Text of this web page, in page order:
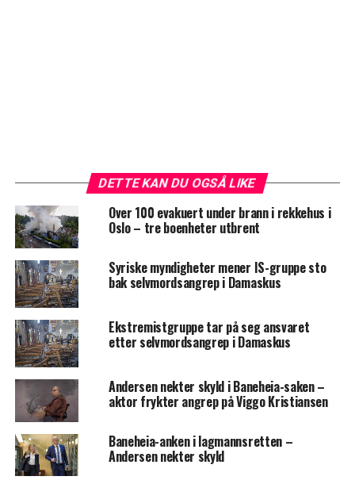
DETTE KAN DU OGSÅ LIKE
Over 100 evakuert under brann i rekkehus i
Oslo – tre boenheter utbrent
Syriske myndigheter mener IS-gruppe sto
bak selvmordsangrep i Damaskus
Ekstremistgruppe tar på seg ansvaret
etter selvmordsangrep i Damaskus
Andersen nekter skyld i Baneheia-saken –
aktor frykter angrep på Viggo Kristiansen
Baneheia-anken i lagmannsretten –
Andersen nekter skyld